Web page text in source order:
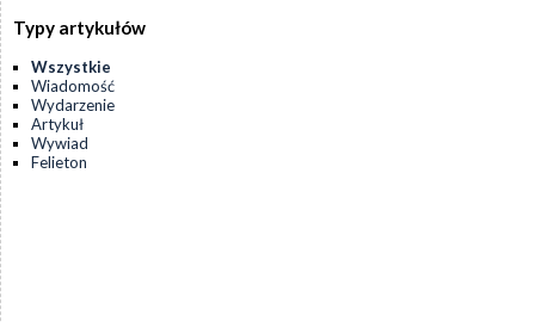
Typy artykułów
Wszystkie
Wiadomość
Wydarzenie
Artykuł
Wywiad
Felieton